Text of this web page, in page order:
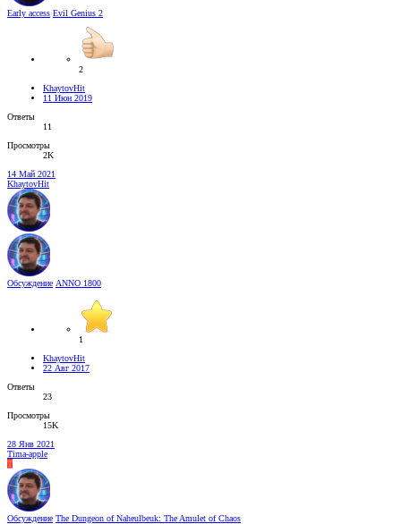
Early access Evil Genius 2
2
KhaytovHit
11 Июн 2019
Ответы
11
Просмотры
2K
14 Май 2021
KhaytovHit
Обсуждение ANNO 1800
1
KhaytovHit
22 Авг 2017
Ответы
23
Просмотры
15K
28 Янв 2021
Tima-apple
T
Обсуждение The Dungeon of Naheulbeuk: The Amulet of Chaos